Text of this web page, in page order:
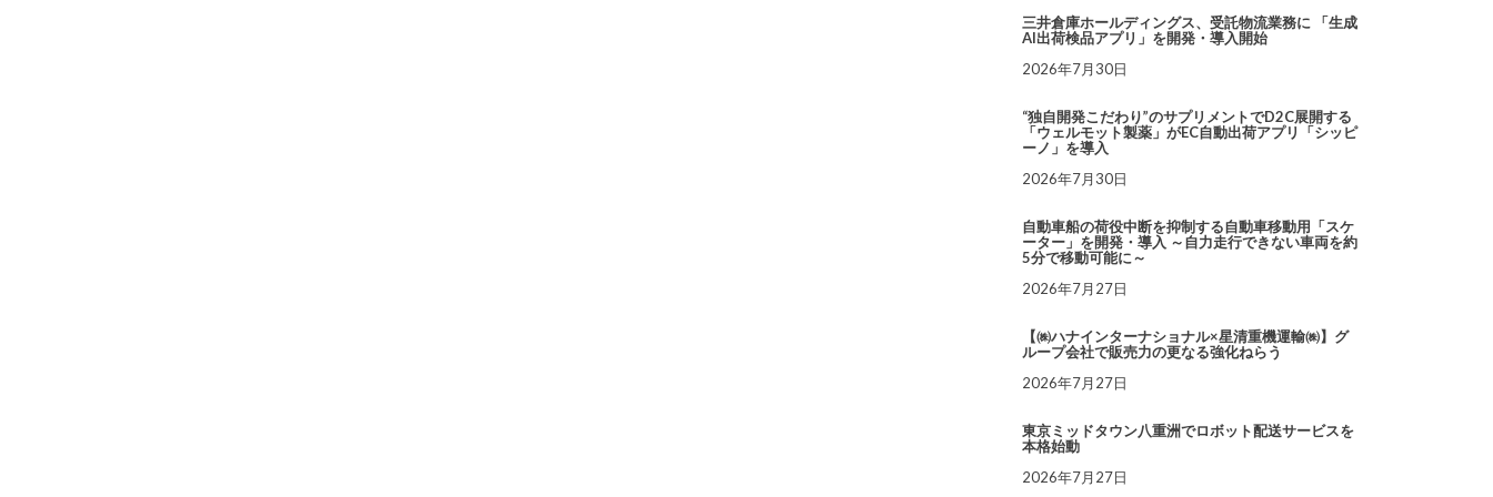
三井倉庫ホールディングス、受託物流業務に 「生成
AI出荷検品アプリ」を開発・導入開始
2026年7月30日
“独自開発こだわり”のサプリメントでD2C展開する
「ウェルモット製薬」がEC自動出荷アプリ「シッピ
ーノ」を導入
2026年7月30日
自動車船の荷役中断を抑制する自動車移動用「スケ
ーター」を開発・導入 ～自力走行できない車両を約
5分で移動可能に～
2026年7月27日
【㈱ハナインターナショナル×星清重機運輸㈱】グ
ループ会社で販売力の更なる強化ねらう
2026年7月27日
東京ミッドタウン八重洲でロボット配送サービスを
本格始動
2026年7月27日